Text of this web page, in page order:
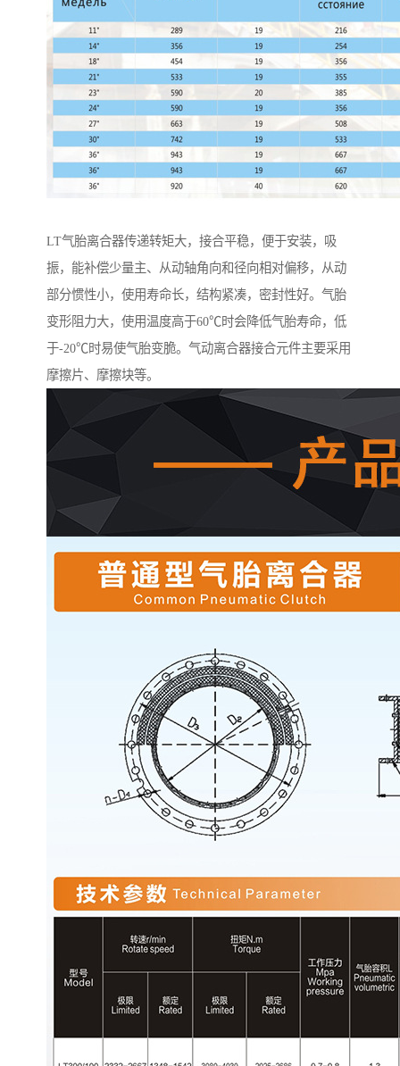
LT气胎离合器传递转矩大，接合平稳，便于安装，吸
振，能补偿少量主、从动轴角向和径向相对偏移，从动
部分惯性小，使用寿命长，结构紧凑，密封性好。气胎
变形阻力大，使用温度高于60℃时会降低气胎寿命，低
于-20℃时易使气胎变脆。气动离合器接合元件主要采用
摩擦片、摩擦块等。